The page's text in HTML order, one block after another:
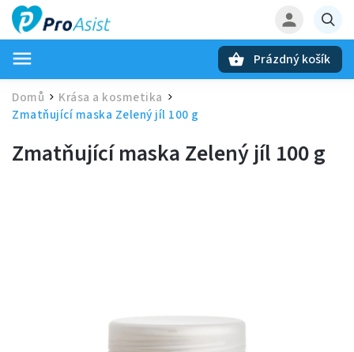
Prázdný košík
Domů / Krása a kosmetika /
Zmatňující maska Zelený jíl 100 g
Zmatňující maska Zelený jíl 100 g